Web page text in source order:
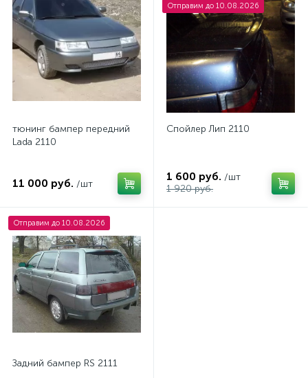
тюнинг бампер передний
Lada 2110
11 000 руб. /шт
Отправим до 10.08.2026
Спойлер Лип 2110
1 600 руб. /шт
1 920 руб.
Отправим до 10.08.2026
Задний бампер RS 2111